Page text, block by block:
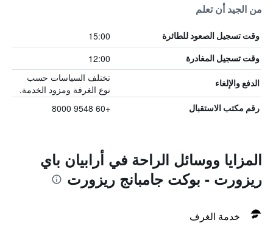
من الجيد أن تعلم
وقت تسجيل الصعود للطائرة 15:00
وقت تسجيل المغادرة 12:00
الدفع والإلغاء
تختلف السياسات حسب
نوع الغرفة ومزود الخدمة.
رقم مكتب الاستقبال +60 9548 8000
المزايا ووسائل الراحة في أرابيان باي
ريزورت - بوكت جامبانج ريزورت
خدمة الغرف